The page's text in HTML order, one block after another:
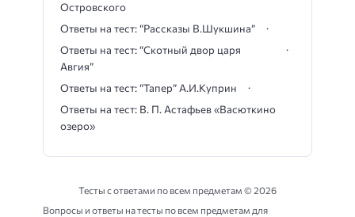
Островского
Ответы на тест: “Рассказы В.Шукшина”
Ответы на тест: “Скотный двор царя
Авгия”
Ответы на тест: “Тапер” А.И.Куприн
Ответы на тест: В. П. Астафьев «Васюткино
озеро»
Тесты с ответами по всем предметам ©2026
Вопросы и ответы на тесты по всем предметам для